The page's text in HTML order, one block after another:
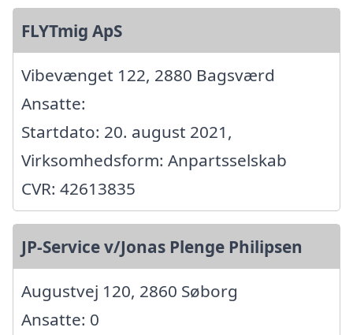
FLYTmig ApS
Vibevænget 122, 2880 Bagsværd
Ansatte:
Startdato: 20. august 2021,
Virksomhedsform: Anpartsselskab
CVR: 42613835
JP-Service v/Jonas Plenge Philipsen
Augustvej 120, 2860 Søborg
Ansatte: 0